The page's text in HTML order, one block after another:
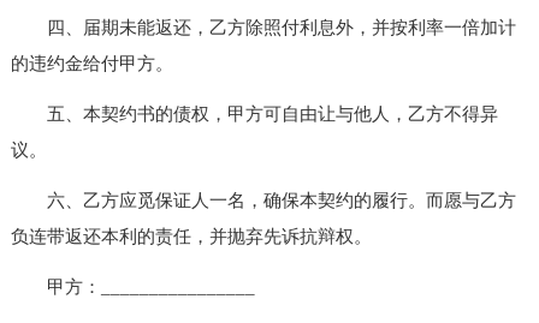
四、届期未能返还，乙方除照付利息外，并按利率一倍加计
的违约金给付甲方。
五、本契约书的债权，甲方可自由让与他人，乙方不得异
议。
六、乙方应觅保证人一名，确保本契约的履行。而愿与乙方
负连带返还本利的责任，并抛弃先诉抗辩权。
甲方：________________